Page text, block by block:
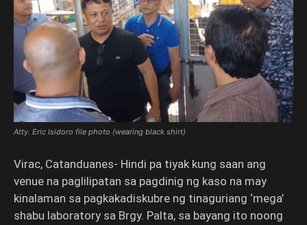
Atty. Eric Isidoro file photo (wearing black shirt)
Virac, Catanduanes- Hindi pa tiyak kung saan ang
venue na paglilipatan sa pagdinig ng kaso na may
kinalaman sa pagkakadiskubre ng tinaguriang ‘mega’
shabu laboratory sa Brgy. Palta, sa bayang ito noong